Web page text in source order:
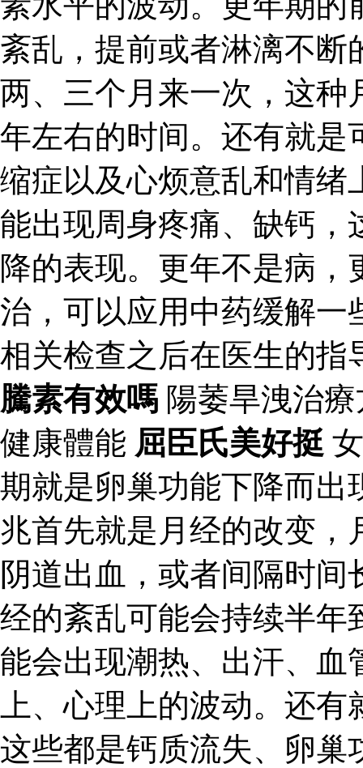
紊乱，提前或者淋漓不断
两、三个月来一次，这种
年左右的时间。还有就是
缩症以及心烦意乱和情绪
能出现周身疼痛、缺钙，
降的表现。更年不是病
治，可以应用中药缓解一
相关检查之后在医生的指
騰素有效嗎 陽萎旱洩治
健康體能 屈臣氏美好挺
期就是卵巢功能下降而出
兆首先就是月经的改变，
阴道出血，或者间隔时
经的紊乱可能会持续半年
能会出现潮热、出汗、血
上、心理上的波动。还
这些都是钙质流失、卵巢